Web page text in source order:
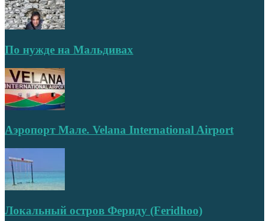
По нужде на Мальдивах
Аэропорт Мале. Velana International Airport
Локальный остров Фериду (Feridhoo)